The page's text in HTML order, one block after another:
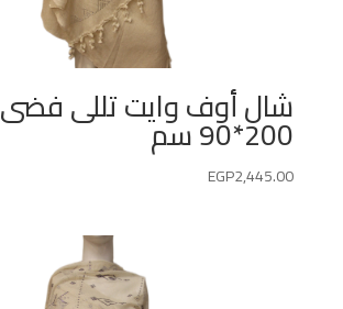
شال أوف وايت تللى فضى
200*90 سم
EGP2,445.00